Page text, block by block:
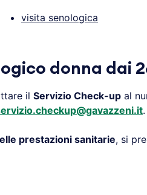
visita senologica
donna dai
il Servizio Check-up al
.
prestazioni sanitarie, si